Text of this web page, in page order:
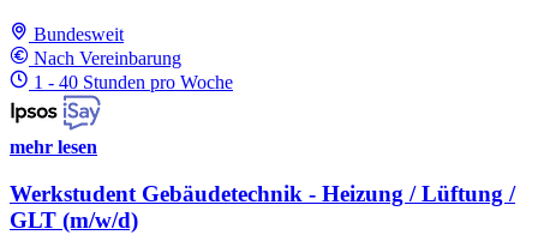
Bundesweit
Nach Vereinbarung
1 - 40 Stunden pro Woche
mehr lesen
Werkstudent Gebäudetechnik - Heizung / Lüftung /
GLT (m/w/d)